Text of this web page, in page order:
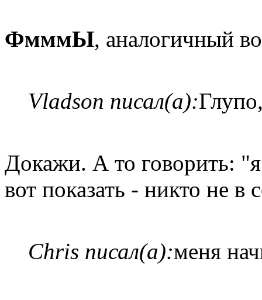
ФмммЫ, аналогичный
Vladson писал(а):
Докажи. А то говорить:
вот показать - никто не в
Chris писал(а):меня